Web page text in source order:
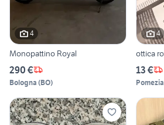
4
Monopattino Royal
290 €
Bologna (BO)
4
ottica
13 €
Pomezia